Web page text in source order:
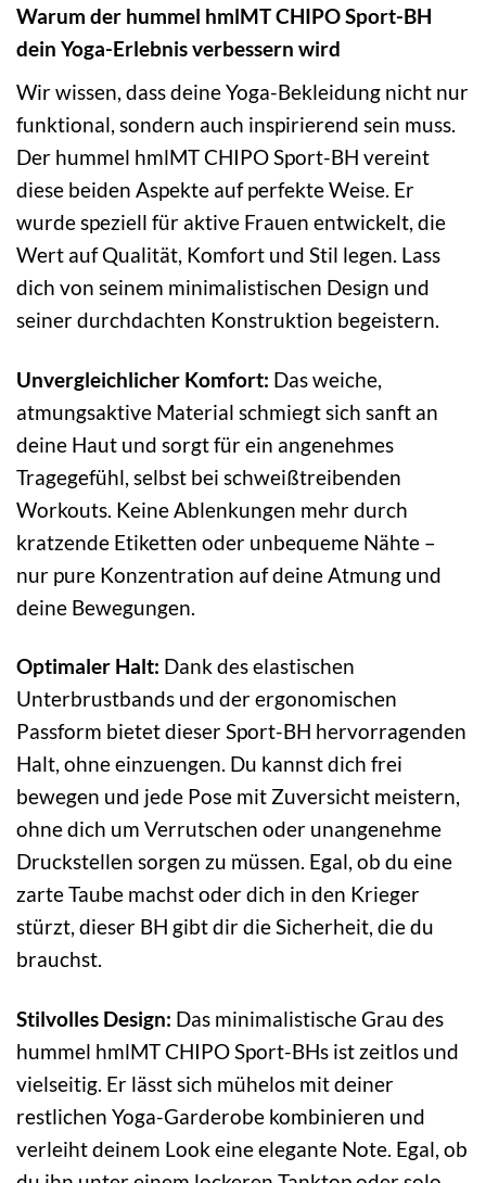
Warum der hummel hmlMT CHIPO Sport-BH
dein Yoga-Erlebnis verbessern wird
Wir wissen, dass deine Yoga-Bekleidung nicht nur
funktional, sondern auch inspirierend sein muss.
Der hummel hmlMT CHIPO Sport-BH vereint
diese beiden Aspekte auf perfekte Weise. Er
wurde speziell für aktive Frauen entwickelt, die
Wert auf Qualität, Komfort und Stil legen. Lass
dich von seinem minimalistischen Design und
seiner durchdachten Konstruktion begeistern.
Unvergleichlicher Komfort: Das weiche,
atmungsaktive Material schmiegt sich sanft an
deine Haut und sorgt für ein angenehmes
Tragegefühl, selbst bei schweißtreibenden
Workouts. Keine Ablenkungen mehr durch
kratzende Etiketten oder unbequeme Nähte –
nur pure Konzentration auf deine Atmung und
deine Bewegungen.
Optimaler Halt: Dank des elastischen
Unterbrustbands und der ergonomischen
Passform bietet dieser Sport-BH hervorragenden
Halt, ohne einzuengen. Du kannst dich frei
bewegen und jede Pose mit Zuversicht meistern,
ohne dich um Verrutschen oder unangenehme
Druckstellen sorgen zu müssen. Egal, ob du eine
zarte Taube machst oder dich in den Krieger
stürzt, dieser BH gibt dir die Sicherheit, die du
brauchst.
Stilvolles Design: Das minimalistische Grau des
hummel hmlMT CHIPO Sport-BHs ist zeitlos und
vielseitig. Er lässt sich mühelos mit deiner
restlichen Yoga-Garderobe kombinieren und
verleiht deinem Look eine elegante Note. Egal, ob